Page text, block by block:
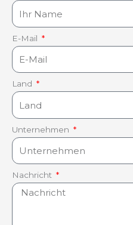
E-Mail
Land
Unternehmen
Nachricht